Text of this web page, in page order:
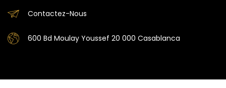
Contactez-Nous
600 Bd Moulay Youssef 20 000 Casablanca